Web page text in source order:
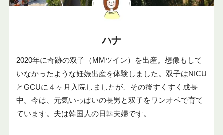
ハナ
2020年に奇跡の双子（MMツイン）を出産。想像もして
いなかったような妊娠出産を体験しました。双子はNICU
とGCUに４ヶ月入院しましたが、その後すくすく成長
中。今は、元気いっぱいの長男と双子をワンオペで育て
ています。夫は韓国人の日韓夫婦です。